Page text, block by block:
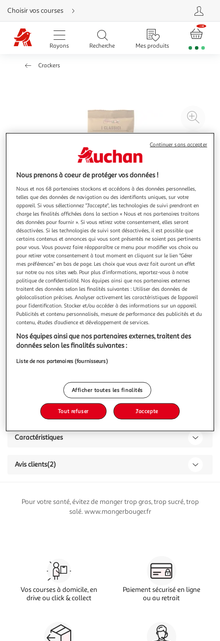
Aller
directement
au
contenu
Aller
directement
Aller
d'aide
Choisir vos courses
Rayons Recherche Mes produits
Crackers
à
5.0 (2)
PUGLIA SAPORI
Taralli à la pizza
TARALLI PIZZA - 250GR
En savoir +
250g
Vous voulez connaître le prix de ce produit ?
Afficher le prix
Description
Caractéristiques
Avis clients(2)
Pour votre santé, évitez de manger trop gras, trop sucré, trop
salé. www.mangerbouger.fr
Vos courses à domicile, en
drive ou click & collect
Paiement sécurisé en ligne
ou au retrait
Nous prenons à coeur de protéger vos données !
Nous et nos 68 partenaires stockons et accédons à des données personnelles,
telles que des données de navigation ou des identifiants uniques, sur votre
appareil. Si vous sélectionnez "J'accepte", les technologies de suivi prendront en
charge les finalités affichées dans la section « Nous et nos partenaires traitons
des données pour fournir ». Si vous retirez votre consentement, elles seront
désactivées. Si les technologies de suivi sont désactivées, il est possible que
certains contenus et annonces qui vous sont présentés ne soient pas pertinents
pour vous. Vous pouvez faire réapparaître ce menu pour modifier vos choix ou
pour retirer votre consentement à tout moment en cliquant sur le lien "Gérer
mes préférences" en bas de page. Les choix que vous avez fait auront un effet
sur notre ou nos sites web. Pour plus d’informations, reportez-vous à notre
politique de confidentialité. Nos équipes ainsi que nos partenaires externes
traitent des données selon les finalités suivantes : Utiliser des données de
géolocalisation précises. Analyser activement les caractéristiques de l’appareil
pour l’identification. Stocker et/ou accéder à des informations sur un appareil.
Publicités et contenu personnalisés, mesure de performance des publicités et du
contenu, études d’audience et développement de services.
Nos équipes ainsi que nos partenaires externes, traitent des
données selon les finalités suivantes :
Liste de nos partenaires (fournisseurs)
Afficher toutes les finalités
Tout refuser J'accepte
Continuer sans accepter